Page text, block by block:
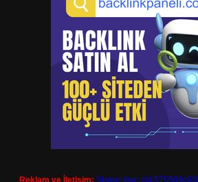
Reklam ve İletişim: Skype: